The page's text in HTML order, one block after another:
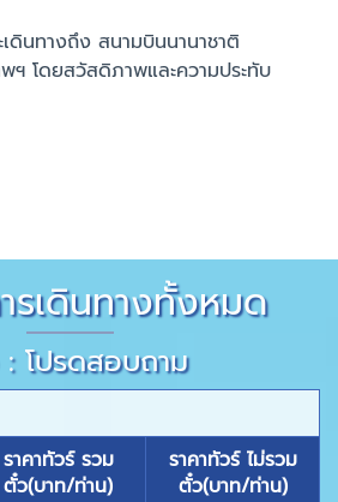
ทางถึง สนามบินนานาชาติ
โดยสวัสดิภาพและความประทับ
รเดินทางทั้งหมด
โปรดสอบถาม
ราคาทัวร์ รวม
ตั๋ว(บาท/ท่าน)
ราคาทัวร์ ไม่รวม
ตั๋ว(บาท/ท่าน)